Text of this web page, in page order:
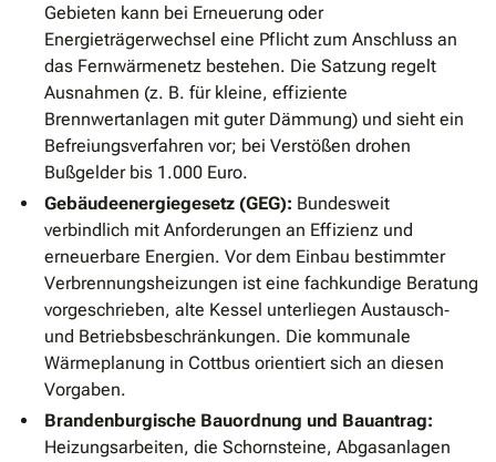
Gebieten kann bei Erneuerung oder
Energieträgerwechsel eine Pflicht zum Anschluss an
das Fernwärmenetz bestehen. Die Satzung regelt
Ausnahmen (z. B. für kleine, effiziente
Brennwertanlagen mit guter Dämmung) und sieht ein
Befreiungsverfahren vor; bei Verstößen drohen
Bußgelder bis 1.000 Euro.
Gebäudeenergiegesetz (GEG): Bundesweit
verbindlich mit Anforderungen an Effizienz und
erneuerbare Energien. Vor dem Einbau bestimmter
Verbrennungsheizungen ist eine fachkundige Beratung
vorgeschrieben, alte Kessel unterliegen Austausch‐
und Betriebsbeschränkungen. Die kommunale
Wärmeplanung in Cottbus orientiert sich an diesen
Vorgaben.
Brandenburgische Bauordnung und Bauantrag:
Heizungsarbeiten, die Schornsteine, Abgasanlagen